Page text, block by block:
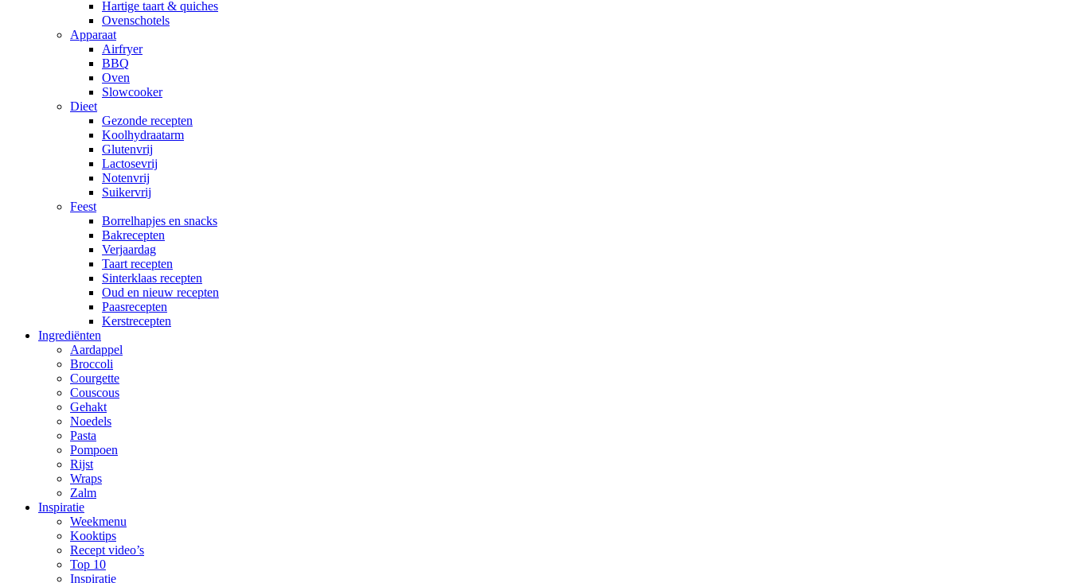
Hartige taart & quiches
Ovenschotels
Apparaat
Airfryer
BBQ
Oven
Slowcooker
Dieet
Gezonde recepten
Koolhydraatarm
Glutenvrij
Lactosevrij
Notenvrij
Suikervrij
Feest
Borrelhapjes en snacks
Bakrecepten
Verjaardag
Taart recepten
Sinterklaas recepten
Oud en nieuw recepten
Paasrecepten
Kerstrecepten
Ingrediënten
Aardappel
Broccoli
Courgette
Couscous
Gehakt
Noedels
Pasta
Pompoen
Rijst
Wraps
Zalm
Inspiratie
Weekmenu
Kooktips
Recept video’s
Top 10
Inspiratie